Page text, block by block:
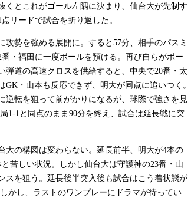
くとこれがゴール左隅に決まり、仙台大が先制す
リードで試合を折り返した。
勢を強める展開に。すると57分、相手のパスミ
・福田に一度ボールを預ける。再び自らがボー
弾道の高速クロスを供給すると、中央で20番・太
・山本も反応できず、明大が同点に追いつく。
逆転を狙って前がかりになるが、球際で強さを見
1-1と同点のまま90分を終え、試合は延長戦に突
の構図は変わらない。延長前半、明大が4本の
苦しい状況。しかし仙台大は守護神の23番・山
スを狙う。延長後半突入後も試合はこう着状態が
かし、ラストのワンプレーにドラマが待ってい